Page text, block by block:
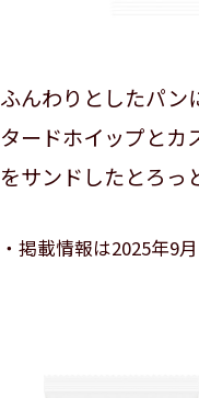
ふんわりとしたパン
タードホイップとカ
をサンドしたとろっ
掲載情報は2025年9月